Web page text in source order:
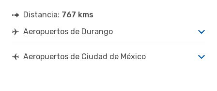
Distancia: 767 kms
Aeropuertos de Durango
Aeropuertos de Ciudad de México